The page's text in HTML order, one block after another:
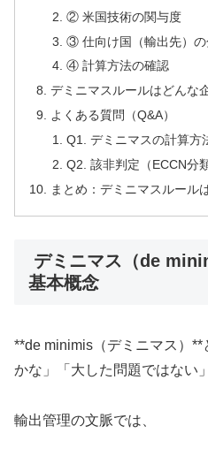
② 米国技術の関与度
③ 仕向け国（輸出先）の
④ 計算方法の確認
デミニマスルールはどんな
よくある質問（Q&A）
Q1. デミニマスの計算方
Q2. 該非判定（ECCN分
まとめ：デミニマスルール
デミニマス（de
基本概念
**de minimis（デミニマス）
かな」「大した問題ではない
輸出管理の文脈では、